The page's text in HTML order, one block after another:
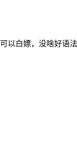
以白嫖，没啥好语